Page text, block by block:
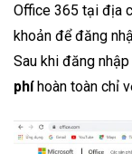
Office 365 tại địa
khoản để đăng
Sau khi đăng
phíhoàn toàn chỉ